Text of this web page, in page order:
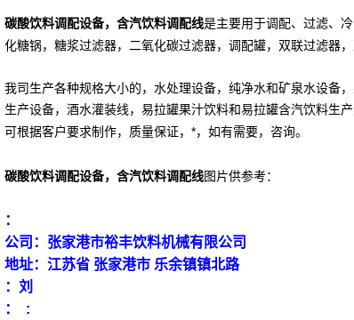
碳酸饮料调配设备，含汽饮料调配线是主要用于调配、过滤、
化糖锅，糖浆过滤器，二氧化碳过滤器，调配罐，双联过滤器
我司生产各种规格大小的，水处理设备，纯净水和矿泉水设备
生产设备，酒水灌装线，易拉罐果汁饮料和易拉罐含汽饮料生产
可根据客户要求制作，质量保证，*，如有需要，咨询。
碳酸饮料调配设备，含汽饮料调配线图片供参考：
：
公司：张家港市裕丰饮料机械有限公司
地址：江苏省 张家港市 乐余镇镇北路
：刘
：
: